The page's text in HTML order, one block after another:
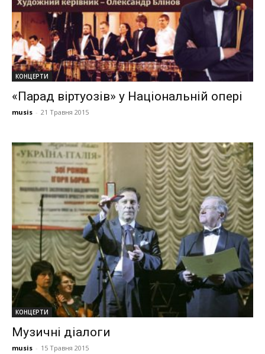
КОНЦЕРТИ
«Парад віртуозів» у Національній опері
musis - 21 Травня 2015
КОНЦЕРТИ
Музичні діалоги
musis - 15 Травня 2015